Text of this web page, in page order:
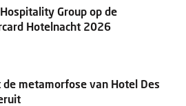
Group op de
Hotelnacht 2026
de metamorfose van Hotel Des